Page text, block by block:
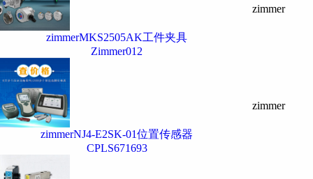
zimmerMKS2505AK工件夹具
Zimmer012
zimmer
zimmerNJ4-E2SK-01位置传感器
CPLS671693
zimmer